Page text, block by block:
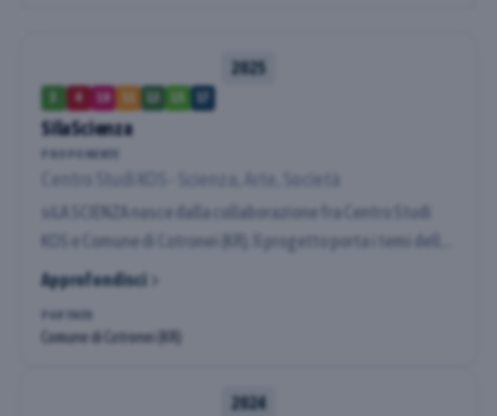
2025
4 10
SilaScienza
PROPONENTE
Centro Studi KOS - Scienza, Arte, Società
PARTNER
Comune di Cotronei (KR)
siLA SCIENZA nasce dalla collaborazione fra Centro Studi
KOS e Comune di Cotronei (KR). Il progetto porta i temi della
sostenibilità e degli approcci One Health, Welfare Culturale
una comunità della montagna calabrese. Partendo dalle
Approfondisci
2024